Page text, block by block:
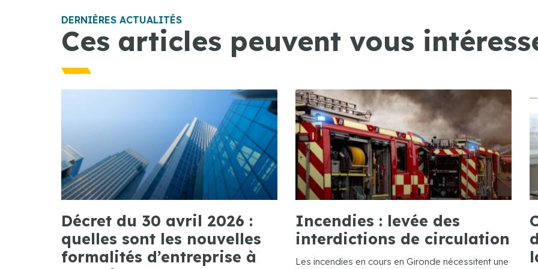
DERNIÈRES ACTUALITÉS
Ces articles peuvent vous
Décret du 30 avril 2026 :
quelles sont les nouvelles
formalités d’entreprise à
Incendies : levée des
interdictions de circulation
Les incendies en cours en Gironde nécessitent une